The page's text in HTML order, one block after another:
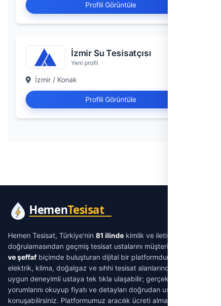
Profili Görüntüle
İzmir Su Tesisatçısı
Yeni profil
İzmir / Konak
Profili Görüntüle
Hemen Tesisat, Türkiye'nin 81 ilinde kimlik ve iletişim
doğrulamasından geçmiş tesisat ustalarını müşterilerle
ve şeffafbiçimde buluşturan dijital bir platformdur. Su tesisatı,
elektrik, klima, doğalgaz ve sıhhi tesisat alanlarında ihtiyacınıza
uygun deneyimli ustaya tek tıkla ulaşabilir; gerçek müşteri
yorumlarını okuyup fiyatı ve detayları doğrudan ustayla
konuşabilirsiniz. Platformumuz aracılık ücreti almaz.